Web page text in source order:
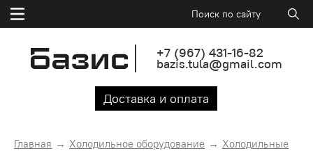
+7 (967) 431-16-82
bazis.tula@gmail.com
Доставка и оплата
Главная Холодильное оборудование
Холодильные